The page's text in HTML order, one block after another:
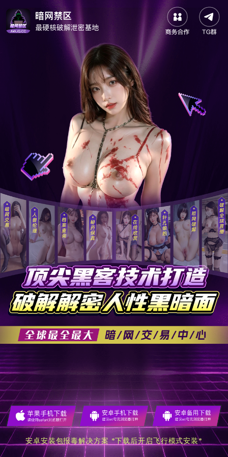
安卓安装包报毒解决方案 *下载后开启飞行模式安装*